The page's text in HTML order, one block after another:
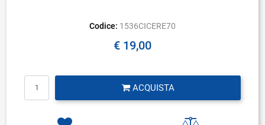
Codice: 1536CICERE70
€ 19,00
ACQUISTA